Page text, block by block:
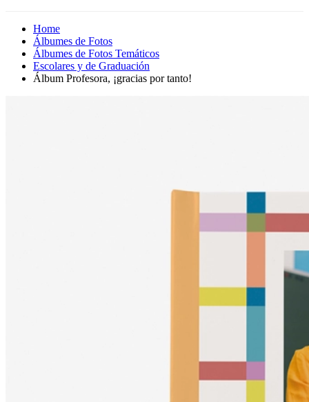
Home
Álbumes de Fotos
Álbumes de Fotos Temáticos
Escolares y de Graduación
Álbum Profesora, ¡gracias por tanto!